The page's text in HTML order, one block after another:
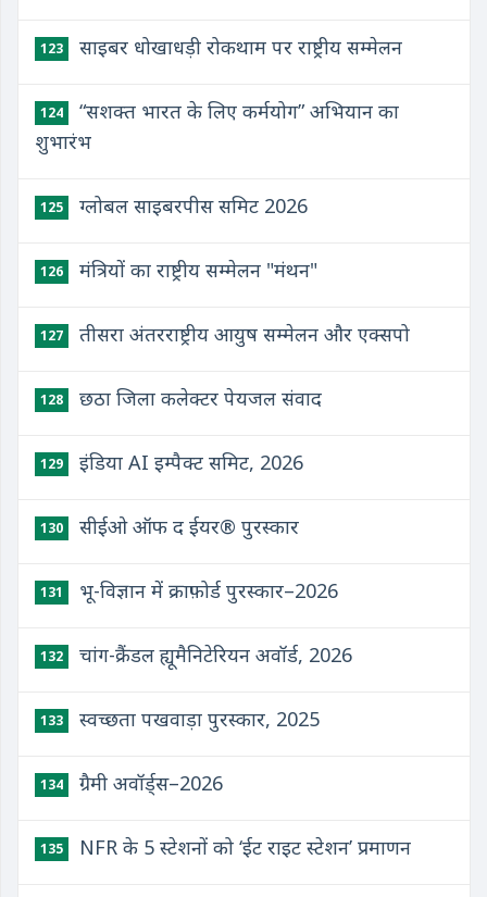
123 साइबर धोखाधड़ी रोकथाम पर राष्ट्रीय सम्मेलन
124
“सशक्त भारत के लिए कर्मयोग” अभियान का
शुभारंभ
125 ग्लोबल साइबरपीस समिट 2026
126 मंत्रियों का राष्ट्रीय सम्मेलन "मंथन"
127 तीसरा अंतरराष्ट्रीय आयुष सम्मेलन और एक्सपो
128 छठा जिला कलेक्टर पेयजल संवाद
129 इंडिया AI इम्पैक्ट समिट, 2026
130 सीईओ ऑफ द ईयर® पुरस्कार
131 भू-विज्ञान में क्राफ़ोर्ड पुरस्कार–2026
132 चांग-क्रैंडल ह्यूमैनिटेरियन अवॉर्ड, 2026
133 स्वच्छता पखवाड़ा पुरस्कार, 2025
134 ग्रैमी अवॉर्ड्स–2026
135 NFR के 5 स्टेशनों को ‘ईट राइट स्टेशन’ प्रमाणन